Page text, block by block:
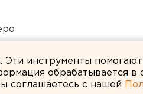
инструменты
обрабатывается в
соглашаетесь с нашей